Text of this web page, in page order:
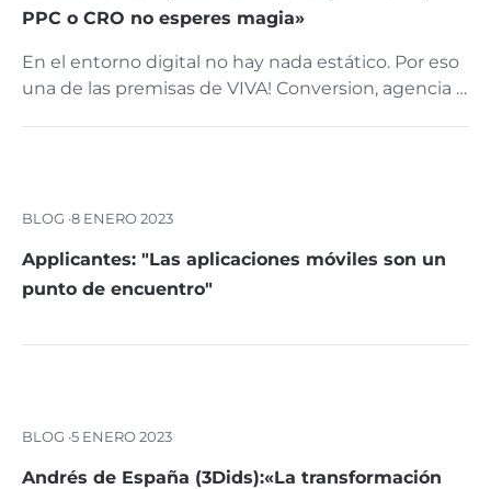
PPC o CRO no esperes magia»
En el entorno digital no hay nada estático. Por eso
una de las premisas de VIVA! Conversion, agencia …
BLOG ·8 ENERO 2023
Applicantes: "Las aplicaciones móviles son un
punto de encuentro"
BLOG ·5 ENERO 2023
Andrés de España (3Dids):«La transformación